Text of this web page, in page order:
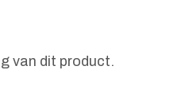
van dit product.